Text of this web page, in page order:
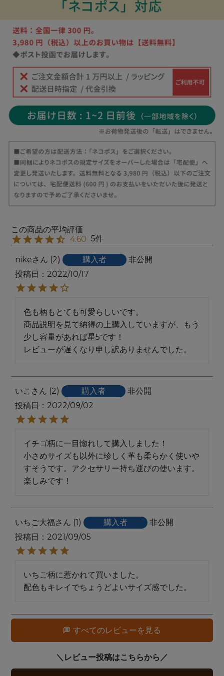
4.60 5
nike 2 購入者
非公開
投稿日
2022/10/17
色も柄もとても可愛らしいです。
商品説明を見て納得の上購入していますが、もう
少し容量があれば星5です！
レビューが遅くなり申し訳ありませんでした。
いこ 2 購入者
非公開
投稿日
2022/09/02
イチゴ柄に一目惚れして購入しました！
小さめサイズも以外に珍しく革も柔らかく使いや
すそうです。アクセサリー持ち運びの使います。
楽しみです！
いちご大福 1 購入者
非公開
投稿日
2021/09/05
いちご柄に惹かれて買いました。
配色もキレイでちょうどよいサイズ感でした。
すべてのレビューを見る